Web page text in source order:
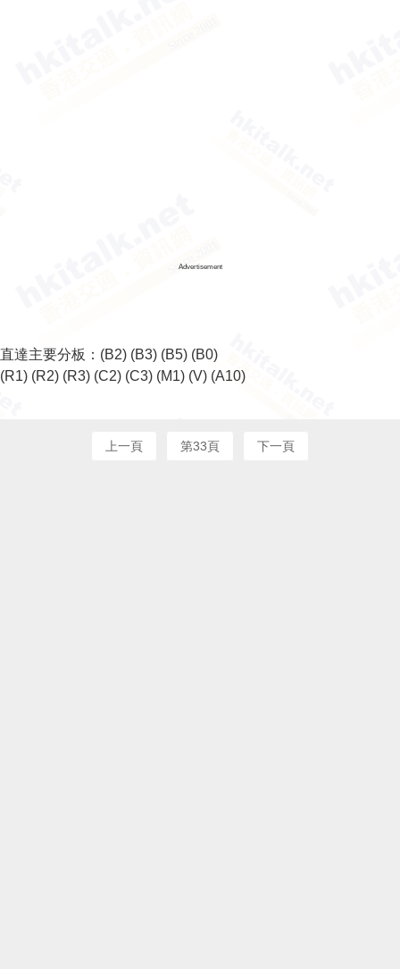
Advertisement
直達主要分板： (B2) (B3) (B5) (B0)
(R1) (R2) (R3) (C2) (C3) (M1) (V) (A10)
上一頁 第33頁 下一頁